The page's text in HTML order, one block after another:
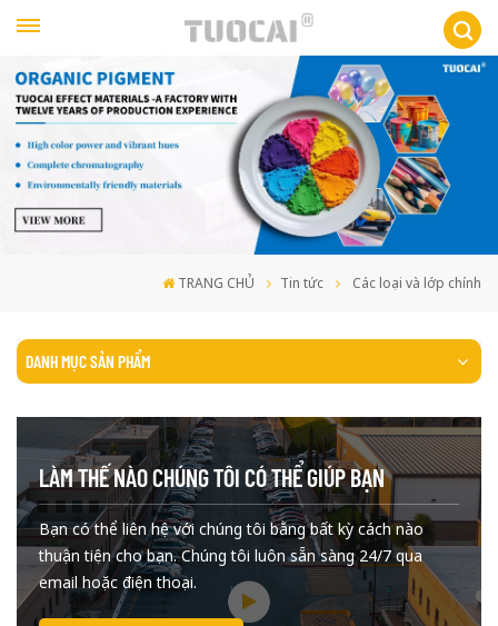
TRANG CHỦ Tin tức Các loại và lớp chính
DANH MỤC SẢN PHẨM
LÀM THẾ NÀO CHÚNG TÔI CÓ THỂ GIÚP BẠN
Bạn có thể liên hệ với chúng tôi bằng bất kỳ cách nào
thuận tiện cho bạn. Chúng tôi luôn sẵn sàng 24/7 qua
email hoặc điện thoại.